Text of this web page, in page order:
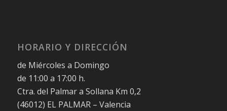
HORARIO Y DIRECCIÓN
de Miércoles a Domingo
de 11:00 a 17:00 h.
Ctra. del Palmar a Sollana Km 0,2
(46012) EL PALMAR – Valencia